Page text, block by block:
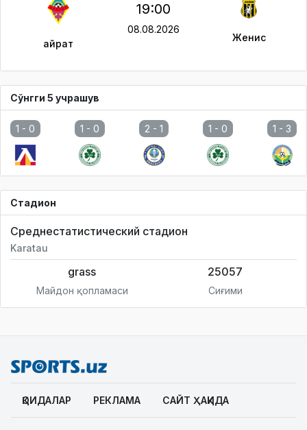
Қайрат
19:00
08.08.2026
Женис
Сўнгги 5 учрашув
1 - 0 1 - 0 2 - 1 1 - 0 1 - 3
Стадион
Среднестатистический стадион
Karatau
grass
Майдон қопламаси
25057
Сиғими
ҚОИДАЛАР РЕКЛАМА САЙТ ҲАҚИДА